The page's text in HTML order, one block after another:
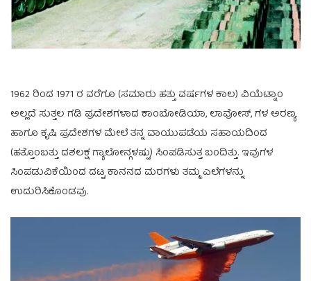
1962 ರಿಂದ 1971 ರ ವರೆಗೂ (ಸಮಾರು ಹತ್ತು ವರ್ಷಗಳ ಕಾಲ) ವಿಯೆಟ್ನಾಂ
ಅಲ್ಲದೆ ಸುತ್ತಲ ಗಡಿ ಪ್ರದೇಶಗಳಾದ ಕಾಂಬೋಡಿಯಾ, ಲಾವೋಸ್, ಗಳ ಅರಣ್ಯ
ಹಾಗೂ ಕೃಷಿ ಪ್ರದೇಶಗಳ ಮೇಲೆ ತನ್ನ ವಾಯುಪಡೆಯ ಸಹಾಯದಿಂದ
(ಹತ್ತೊಂಬತ್ತು ದಶಲಕ್ಷ ಗ್ಯಾಲೋನ್ಗಳಷ್ಟು) ಸಿಂಪಡಿಸುತ್ತ ಬಂದಿತ್ತು. ಇವುಗಳ
ಸಿಂಪಡುವಿಕೆಯಿಂದ ದಟ್ಟ ಕಾನನದ ಮರಗಳು ತಮ್ಮ ಎಲೆಗಳನ್ನು
ಉದುರಿಸಿಕೊಂಡವು.